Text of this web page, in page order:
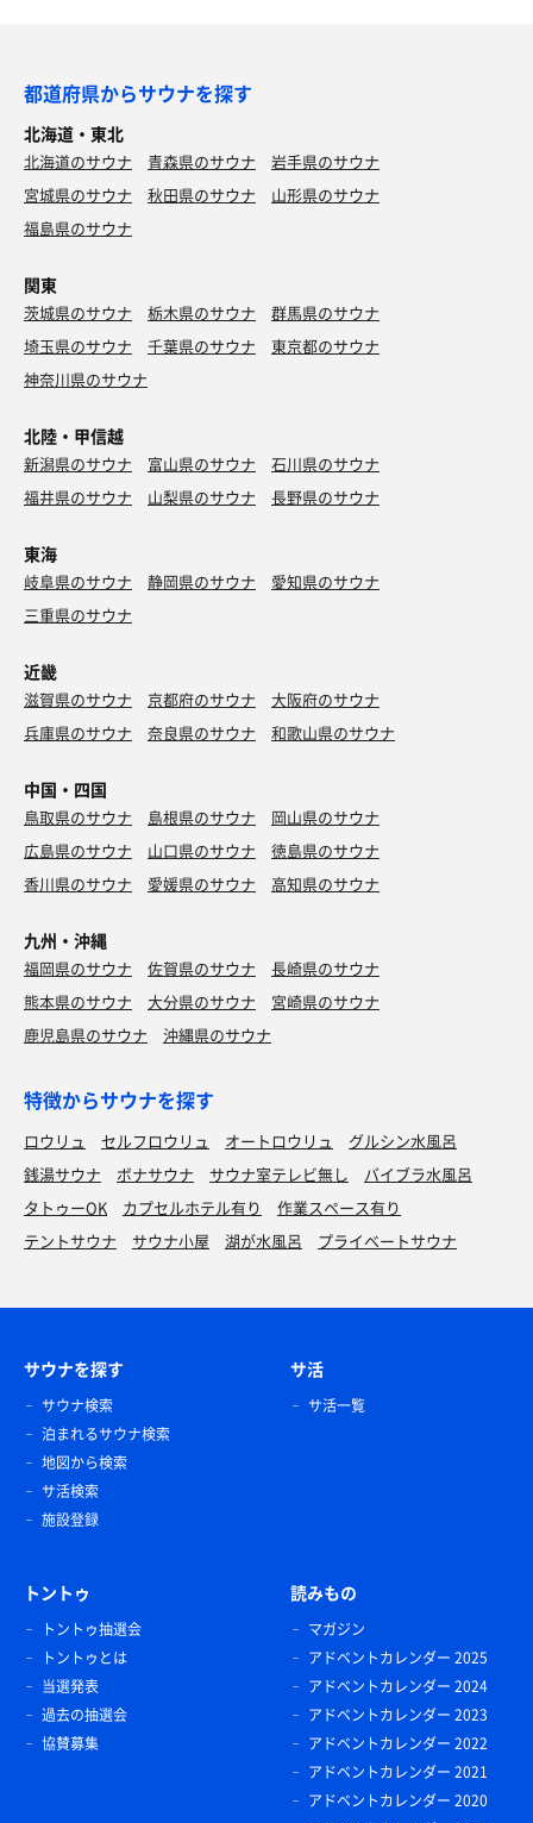
都道府県からサウナを探す
北海道・東北
北海道のサウナ 青森県のサウナ
岩手県のサウナ
宮城県のサウナ
秋田県のサウナ
山形県のサウナ
福島県のサウナ
関東
茨城県のサウナ 栃木県のサウナ
群馬県のサウナ
埼玉県のサウナ
千葉県のサウナ
東京都のサウナ
神奈川県のサウナ
北陸・甲信越
新潟県のサウナ 富山県のサウナ
石川県のサウナ
福井県のサウナ
山梨県のサウナ 長野県のサウナ
東海
岐阜県のサウナ 静岡県のサウナ
愛知県のサウナ
三重県のサウナ
近畿
滋賀県のサウナ 京都府のサウナ
大阪府のサウナ
兵庫県のサウナ
奈良県のサウナ 和歌山県のサウナ
中国・四国
鳥取県のサウナ 島根県のサウナ
岡山県のサウナ
広島県のサウナ
山口県のサウナ
徳島県のサウナ
香川県のサウナ
愛媛県のサウナ 高知県のサウナ
九州・沖縄
福岡県のサウナ 佐賀県のサウナ
長崎県のサウナ
熊本県のサウナ
大分県のサウナ
宮崎県のサウナ
鹿児島県のサウナ
沖縄県のサウナ
特徴からサウナを探す
ロウリュ セルフロウリュ オートロウリュ
グルシン水風呂
銭湯サウナ
ボナサウナ サウナ室テレビ無し
バイブラ水風呂
タトゥーOK
カプセルホテル有り
作業スペース有り
テントサウナ
サウナ小屋 湖が水風呂 プライベートサウナ
サウナを探す
サウナ検索
泊まれるサウナ検索
地図から検索
サ活検索
施設登録
サ活
サ活一覧
トントゥ
トントゥ抽選会
トントゥとは
当選発表
過去の抽選会
協賛募集
読みもの
マガジン
アドベントカレンダー 2025
アドベントカレンダー 2024
アドベントカレンダー 2023
アドベントカレンダー 2022
アドベントカレンダー 2021
アドベントカレンダー 2020